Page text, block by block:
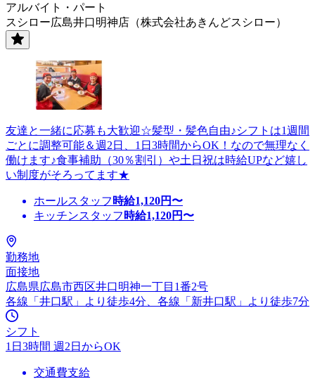
アルバイト・パート
スシロー広島井口明神店（株式会社あきんどスシロー）
友達と一緒に応募も大歓迎☆髪型・髪色自由♪シフトは1週間
ごとに調整可能＆週2日、1日3時間からOK！なので無理なく
働けます♪食事補助（30％割引）や土日祝は時給UPなど嬉し
い制度がそろってます★
ホールスタッフ 時給1,120円〜
キッチンスタッフ 時給1,120円〜
勤務地
面接地
広島県広島市西区井口明神一丁目1番2号
各線「井口駅」より徒歩4分、各線「新井口駅」より徒歩7分
シフト
1日3時間 週2日からOK
交通費支給